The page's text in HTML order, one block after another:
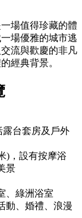
場值得珍藏的體
場優雅的城市逃
流與歡慶的非凡
經典背景。
露台套房及戶外
)，設有按摩浴
景
、綠洲浴室
動、婚禮、浪漫